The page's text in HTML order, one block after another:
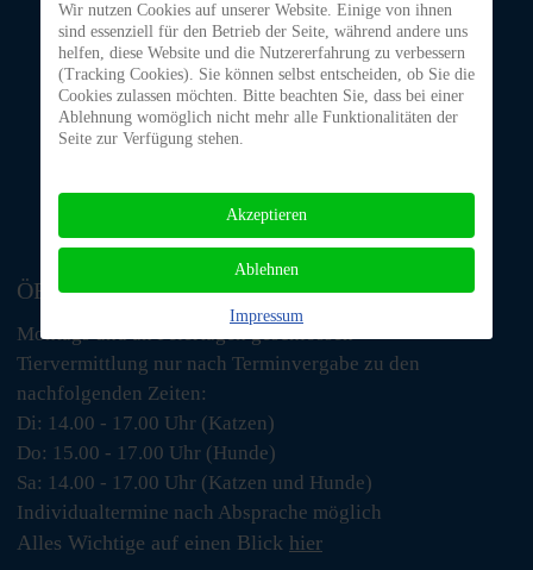
ÖFFNUNGSZEITEN
Montags und an Feiertagen geschlossen
Tiervermittlung nur nach Terminvergabe zu den
nachfolgenden Zeiten:
Di: 14.00 - 17.00 Uhr (Katzen)
Do: 15.00 - 17.00 Uhr (Hunde)
Sa: 14.00 - 17.00 Uhr (Katzen und Hunde)
Individualtermine nach Absprache möglich
Alles Wichtige auf einen Blick hier
Wir nutzen Cookies auf unserer Website. Einige von ihnen
sind essenziell für den Betrieb der Seite, während andere uns
helfen, diese Website und die Nutzererfahrung zu verbessern
(Tracking Cookies). Sie können selbst entscheiden, ob Sie die
Cookies zulassen möchten. Bitte beachten Sie, dass bei einer
Ablehnung womöglich nicht mehr alle Funktionalitäten der
Seite zur Verfügung stehen.
Akzeptieren
Ablehnen
Impressum